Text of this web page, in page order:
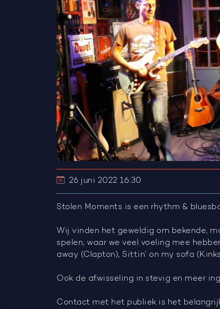
26 juni 2022 16:30
Stolen Moments is een rhythm &
Wij vinden het geweldig om bekende,
spelen, waar we veel voeling mee
away (Clapton), Sittin’ on my sofa
Ook de afwisseling in stevig en meer
Contact met het publiek is het